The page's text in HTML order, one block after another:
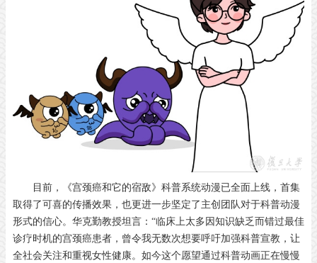
目前，《宫颈癌和它的宿敌》科普系统动漫已全面上线，首集
取得了可喜的传播效果，也更进一步坚定了主创团队对于科普动漫
形式的信心。华克勤教授坦言：“临床上太多因知识缺乏而错过最佳
诊疗时机的宫颈癌患者，曾令我无数次想要呼吁加强科普宣教，让
全社会关注和重视女性健康。如今这个愿望通过科普动画正在慢慢